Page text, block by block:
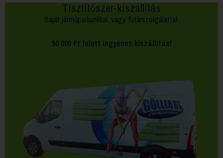
Tisztítószer-kiszállítás
Saját járműparkunkkal, vagy futárszolgálattal.
50 000 Ft felett ingyenes kiszállítás!